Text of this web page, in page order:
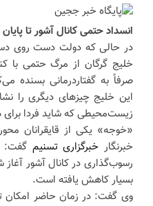
انسداد حتمی کانال آشور تا
در حالی که دولت دست روی
خلیج گرگان از مرگ حتمی
صرفاً به گفتاردرمانی بسنده
این خلیج چیزهای دیگری را
زیست‌محیطی که شاید فردا برای
«خوجه» یکی از قایقرانان
خبرنگار خبرگزاری تسنیم گفت:
رسوب‌گذاری در کانال آشور
بسیار کاهش یافته است.
وی گفت: در زمان حاضر امکان